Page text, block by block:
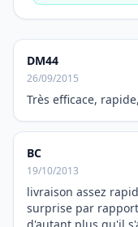
DM44
26/09/2015
Très efficace,
BC
19/10/2013
livraison assez
surprise par